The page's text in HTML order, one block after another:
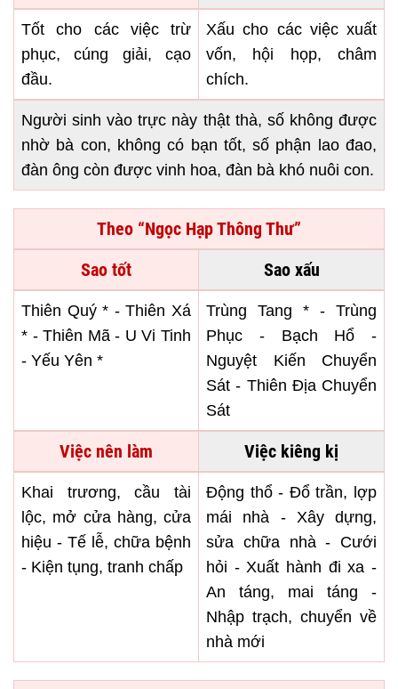
Tốt cho các việc trừ
phục, cúng giải, cạo
đầu.
Xấu cho các việc xuất
vốn, hội họp, châm
chích.
Người sinh vào trực này thật thà, số không được
nhờ bà con, không có bạn tốt, số phận lao đao,
đàn ông còn được vinh hoa, đàn bà khó nuôi con.
Theo “Ngọc Hạp Thông Thư”
Sao tốt
Sao xấu
Thiên Quý * - Thiên Xá
* - Thiên Mã - U Vi Tinh
- Yếu Yên *
Trùng Tang * - Trùng
Phục - Bạch Hổ -
Nguyệt Kiến Chuyển
Sát - Thiên Địa Chuyển
Sát
Việc nên làm Việc kiêng kị
Khai trương, cầu tài
lộc, mở cửa hàng, cửa
hiệu - Tế lễ, chữa bệnh
- Kiện tụng, tranh chấp
Động thổ - Đổ trần, lợp
mái nhà - Xây dựng,
sửa chữa nhà - Cưới
hỏi - Xuất hành đi xa -
An táng, mai táng -
Nhập trạch, chuyển về
nhà mới